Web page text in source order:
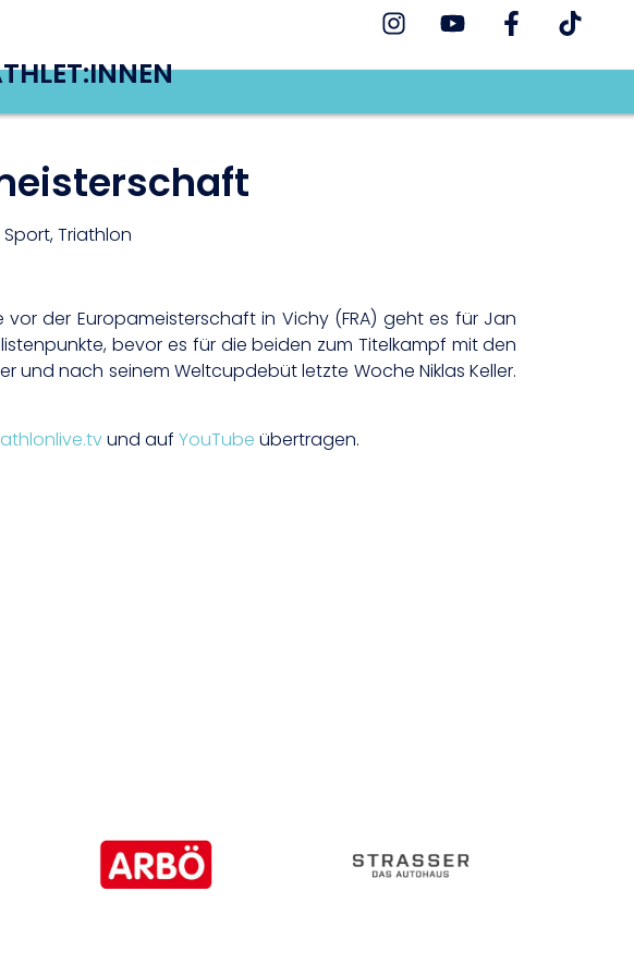
Sport,Triathlon
der Europameisterschaft in Vichy (FRA) geht es für Jan
bevor es für die beiden zum Titelkampf mit den
und nach seinem Weltcupdebüt letzte Woche Niklas Keller.
und auf YouTube übertragen.